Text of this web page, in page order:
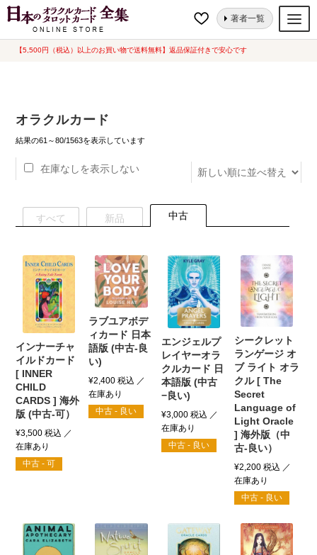
【5,500円（税込）以上のお買い物で送料無料】返品保証付きで安心です
ナ
コ
著者一覧
オラクルカード
ルノルマンカード
トランプ
セット
中古一覧
希少品
書籍
カード関連グッズ
ホーム オラクルカード ページ 4
オラクルカード
結果の61～80/1563を表示しています新
在庫なしを表示しない
すべて 新品 中古
インナーチャ
イルドカード
[ INNER
CHILD
CARDS ] 海外
版 (中古-可）
¥3,500 税込
中古 - 可
ラブユアボデ
ィカード 日本
語版 (中古-良
い)
¥2,400 税込
中古 - 良い
エンジェルプ
レイヤーオラ
クルカード 日
本語版 (中古
−良い)
¥3,000 税込
中古 - 良い
シークレット
ランゲージ オ
ブ ライト オラ
クル [ The
Secret
Language of
Light Oracle
] 海外版（中
古-良い）
¥2,200税込
中古 - 良い